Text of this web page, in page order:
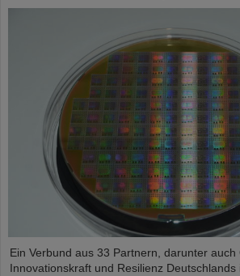
Ein Verbund aus 33 Partnern, darunter auch
Innovationskraft und Resilienz